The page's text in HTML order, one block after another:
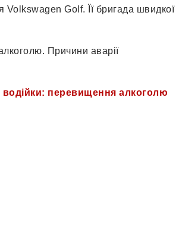
Golf. Її бригада швидкої
Причини аварії
водійки: перевищення алкоголю